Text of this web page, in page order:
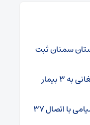
حج تمتع ۱۴۰۵ در استان سمنان ثبت
اهدای اعضای کودک ۶ ساله دامغانی به ۳ بیمار
توسعه زیرساخت‌های ارتباطی میامی با اتصال ۳۷